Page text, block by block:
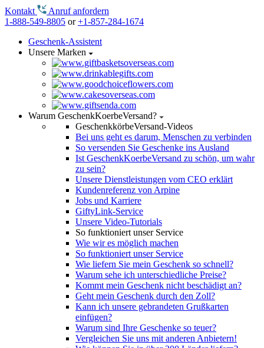
Kontakt
Anruf anfordern
1-888-549-8805 or+1-857-284-1674
Geschenk-Assistent
Unsere Marken
Warum GeschenkKoerbeVersand?
GeschenkkörbeVersand-Videos
Bei uns geht es darum, Menschen zu verbinden
So versenden Sie Geschenke ins Ausland
Ist GeschenkKoerbeVersand zu schön, um wahr
zu sein?
Unsere Dienstleistungen vom CEO erklärt
Kundenreferenz von Arpine
Jobs und Karriere
GiftyLink-Service
Unsere Video-Tutorials
So funktioniert unser Service
Wie wir es möglich machen
So funktioniert unser Service
Wie liefern Sie mein Geschenk so schnell?
Warum sehe ich unterschiedliche Preise?
Kommt mein Geschenk nicht beschädigt an?
Geht mein Geschenk durch den Zoll?
Kann ich unsere gebrandeten Grußkarten
einfügen?
Warum sind Ihre Geschenke so teuer?
Vergleichen Sie uns mit anderen Anbietern!